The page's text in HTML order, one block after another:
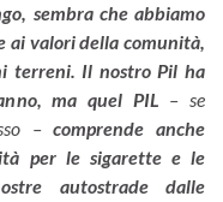
sembra che abbiamo
ai valori della comunità,
terreni. Il nostro Pil ha
ma quel PIL – se
–comprende anche
per le sigarette e le
autostrade dalle